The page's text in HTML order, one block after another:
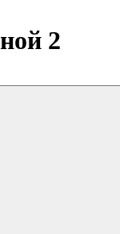
2